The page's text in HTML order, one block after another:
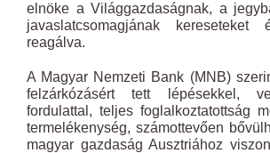
elnöke a Világgazdaságnak, a
javaslatcsomagjának kereseteket
reagálva.
A Magyar Nemzeti Bank (MNB)
felzárkózásért tett lépésekkel,
fordulattal, teljes foglalkoztatottság
termelékenység, számottevően
magyar gazdaság Ausztriához